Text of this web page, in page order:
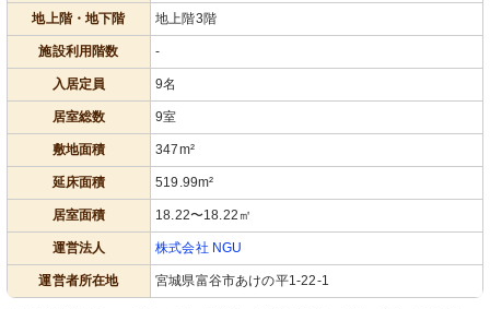
地上階・地下階 地上階3階
施設利用階数 -
入居定員 9名
居室総数 9室
敷地面積 347m²
延床面積 519.99m²
居室面積 18.22〜18.22㎡
運営法人 株式会社 NGU
運営者所在地 宮城県富谷市あけの平1-22-1